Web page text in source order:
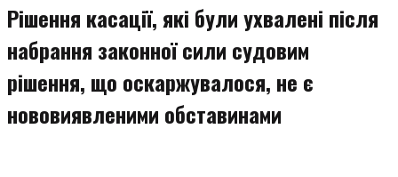
Рішення касації, які були ухвалені після
набрання законної сили судовим
рішення, що оскаржувалося, не є
нововиявленими обставинами